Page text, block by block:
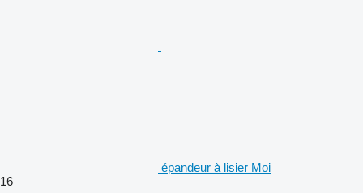
épandeur à lisier Moi
16